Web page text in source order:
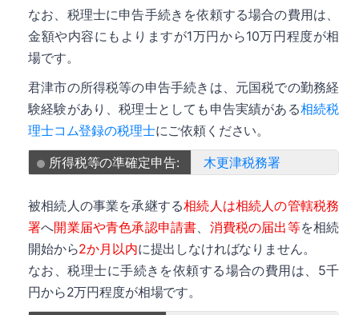
なお、税理士に申告手続きを依頼する場合の費用は、
金額や内容にもよりますが1万円から10万円程度が相
場です。
君津市の所得税等の申告手続きは、元国税での勤務経
験経験があり、税理士としても申告実績がある相続税
理士コム登録の税理士にご依頼ください。
所得税等の準確定申告:
木更津税務署
被相続人の事業を承継する相続人は相続人の管轄税務
署へ開業届や青色承認申請書、 消費税の届出等を相続
開始から2か月以内に提出しなければなりません。
なお、税理士に手続きを依頼する場合の費用は、5千
円から2万円程度が相場です。